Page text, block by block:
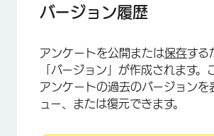
バージョン履歴
アンケートを公開または保存する
「バージョン」が作成されます。
アンケートの過去のバージョンを
ュー、または復元できます。